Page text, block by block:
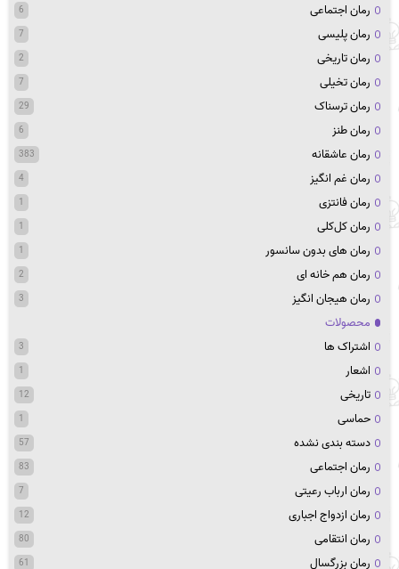
رمان اجتماعی 6
رمان پلیسی 7
رمان تاریخی 2
رمان تخیلی 7
رمان ترسناک 29
رمان طنز 6
رمان عاشقانه 383
رمان غم انگیز 4
رمان فانتزی 1
رمان کل‌کلی 1
رمان های بدون سانسور 1
رمان هم خانه ای 2
رمان هیجان انگیز 3
محصولات
اشتراک ها
3
اشعار 1
تاریخی 12
حماسی 1
دسته بندی نشده 57
رمان اجتماعی 83
رمان ارباب رعیتی 7
رمان ازدواج اجباری 12
رمان انتقامی 80
رمان بزرگسال 61